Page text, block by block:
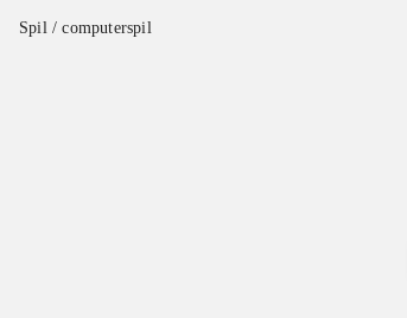
Spil / computerspil